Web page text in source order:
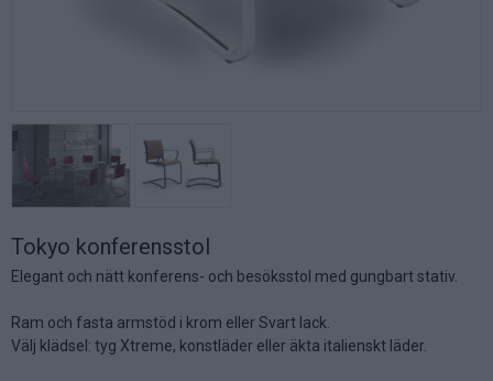
Tokyo konferensstol
Elegant och nätt konferens- och besöksstol med gungbart stativ.
Ram och fasta armstöd i krom eller Svart lack.
Välj klädsel: tyg Xtreme, konstläder eller äkta italienskt läder.